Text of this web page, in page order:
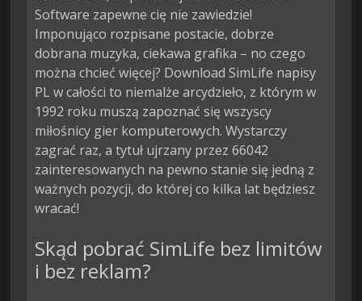
Software zapewne cię nie zawiedzie!
Imponująco rozpisane postacie, dobrze
dobrana muzyka, ciekawa grafika – no czego
można chcieć więcej? Download SimLife napisy
PL w całości to niemalże arcydzieło, z którym w
1992 roku muszą zapoznać się wszyscy
miłośnicy gier komputerowych. Wystarczy
zagrać raz, a tytuł ujrzany przez 66042
zainteresowanych na pewno stanie się jedną z
ważnych pozycji, do której co kilka lat będziesz
wracać!
Skąd pobrać SimLife bez limitów
i bez reklam?